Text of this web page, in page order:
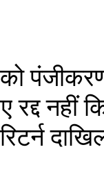
पंजीकरण
नहीं